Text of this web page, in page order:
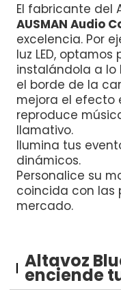
El fabricante del
AUSMAN Audio
excelencia. Por
luz LED,
instalándola a lo
el borde de la
mejora el efecto
reproduce
llamativo.
Ilumina tus
dinámicos.
Personalice su
coincida con las
mercado.
Altavoz
enciende